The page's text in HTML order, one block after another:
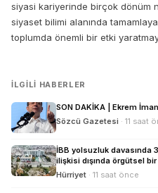
siyasi kariyerinde birçok dönüm
siyaset bilimi alanında
toplumda önemli bir etki
İLGILI HABERLER
SON DAKİKA | Ekrem
Sözcü Gazetesi · 11 saat
İBB yolsuzluk davasında
ilişkisi dışında örgütsel
Hürriyet · 11 saat önce